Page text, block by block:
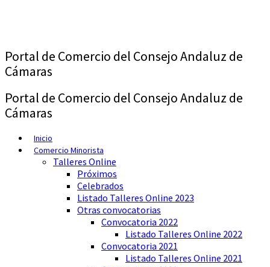
Portal de Comercio del Consejo Andaluz de
Cámaras
Portal de Comercio del Consejo Andaluz de
Cámaras
Inicio
Comercio Minorista
Talleres Online
Próximos
Celebrados
Listado Talleres Online 2023
Otras convocatorias
Convocatoria 2022
Listado Talleres Online 2022
Convocatoria 2021
Listado Talleres Online 2021